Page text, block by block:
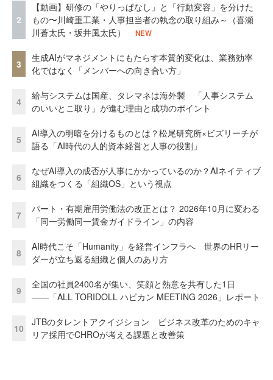
2
【動画】研修の「やりっぱなし」と「行動変容」を分けた
もの〜川崎重工業・人事担当者の執念の取り組み～（喜瀬
川蒼太氏・坂井風太氏）
NEW
3
生成AIがマネジメントにもたらす本質的変化は、業務効率
化ではなく「メンバーへの向き合い方」
4
給与システムは国産、タレマネは海外製 「人事システム
のいいとこ取り」が進む理由と成功のポイント
5
AI導入の明暗を分けるものとは？松尾研究所×ビズリーチが
語る「AI時代の人的資本経営と人事の役割」
6
なぜAI導入の成否が人事にかかっているのか？AIネイティブ
組織をつくる「組織OS」という視点
7
パート・有期雇用労働法の改正とは？ 2026年10月に変わる
「同一労働同一賃金ガイドライン」の内容
8
AI時代こそ「Humanity」を経営インフラへ 世界のHRリー
ダーが立ち返る組織と個人のあり方
9
全国の社員2400名が集い、笑顔と熱意を共有した1日
――「ALL TORIDOLL ハピカン MEETING 2026」レポート
10
JTBのタレントアクイジション ビジネス改革のためのキャ
リア採用でCHROが考える課題と改善策